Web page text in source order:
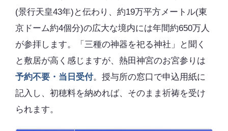
(景行天皇43年)と伝わり、約19万平方メートル(東
京ドーム約4個分)の広大な境内には年間約650万人
が参拝します。「三種の神器を祀る神社」と聞く
と敷居が高く感じますが、熱田神宮のお宮参りは
予約不要・当日受付。授与所の窓口で申込用紙に
記入し、初穂料を納めれば、そのまま祈祷を受け
られます。